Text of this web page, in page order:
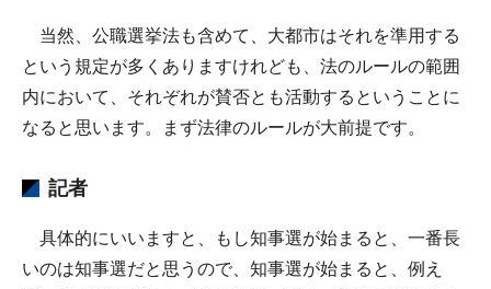
当然、公職選挙法も含めて、大都市はそれを準用する
という規定が多くありますけれども、法のルールの範囲
内において、それぞれが賛否とも活動するということに
なると思います。まず法律のルールが大前提です。
記者
具体的にいいますと、もし知事選が始まると、一番長
いのは知事選だと思うので、知事選が始まると、例え